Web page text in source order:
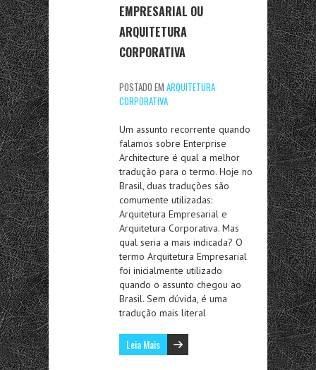
EMPRESARIAL OU
ARQUITETURA
CORPORATIVA
POSTADO EM ARQUITETURA
CORPORATIVA
Um assunto recorrente quando
falamos sobre Enterprise
Architecture é qual a melhor
tradução para o termo. Hoje no
Brasil, duas traduções são
comumente utilizadas:
Arquitetura Empresarial e
Arquitetura Corporativa. Mas
qual seria a mais indicada? O
termo Arquitetura Empresarial
foi inicialmente utilizado
quando o assunto chegou ao
Brasil. Sem dúvida, é uma
tradução mais literal
Leia Mais